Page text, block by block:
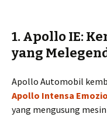
1. Apollo IE:
yang
Apollo Automobil
Apollo Intensa
yang mengusung